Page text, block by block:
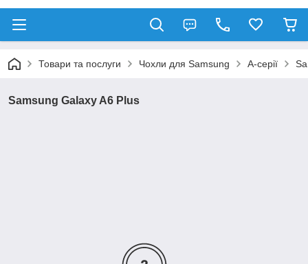
Товари та послуги Чохли для Samsung A-серії
Samsung Galaxy A6 Plus